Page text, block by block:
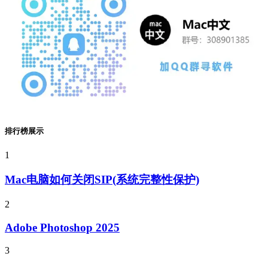
排行榜展示
1
Mac电脑如何关闭SIP(系统完整性保护)
2
Adobe Photoshop 2025
3